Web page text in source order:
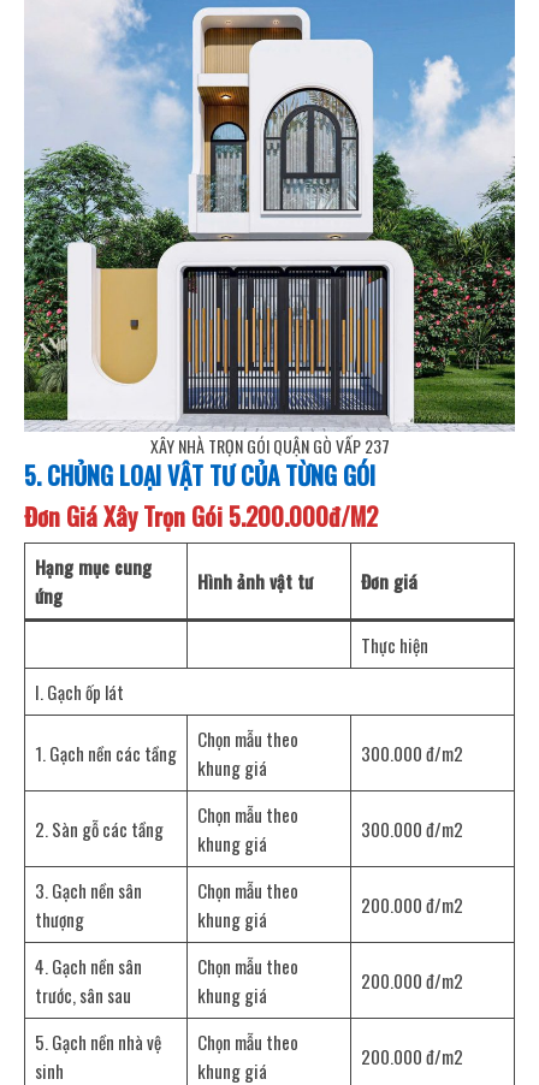
XÂY NHÀ TRỌN GÓI QUẬN GÒ VẤP 237
5. CHỦNG LOẠI VẬT TƯ CỦA TỪNG GÓI
Đơn Giá Xây Trọn Gói 5.200.000đ/M2
Hạng mục cung
ứng
Hình ảnh vật tư Đơn giá
Thực hiện
I. Gạch ốp lát
1. Gạch nền các tầng
Chọn mẫu theo
khung giá
300.000 đ/m2
2. Sàn gỗ các tầng
Chọn mẫu theo
khung giá
300.000 đ/m2
3. Gạch nền sân
thượng
Chọn mẫu theo
khung giá
200.000 đ/m2
4. Gạch nền sân
trước, sân sau
Chọn mẫu theo
khung giá
200.000 đ/m2
5. Gạch nền nhà vệ
sinh
Chọn mẫu theo
khung giá
200.000 đ/m2